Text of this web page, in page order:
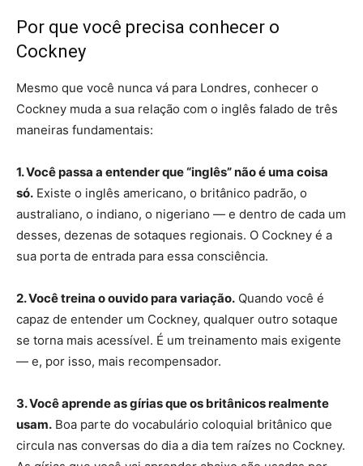
Por que você precisa conhecer o
Cockney
Mesmo que você nunca vá para Londres, conhecer o
Cockney muda a sua relação com o inglês falado de três
maneiras fundamentais:
1. Você passa a entender que “inglês” não é uma coisa
só. Existe o inglês americano, o britânico padrão, o
australiano, o indiano, o nigeriano — e dentro de cada um
desses, dezenas de sotaques regionais. O Cockney é a
sua porta de entrada para essa consciência.
2. Você treina o ouvido para variação. Quando você é
capaz de entender um Cockney, qualquer outro sotaque
se torna mais acessível. É um treinamento mais exigente
— e, por isso, mais recompensador.
3. Você aprende as gírias que os britânicos realmente
usam. Boa parte do vocabulário coloquial britânico que
circula nas conversas do dia a dia tem raízes no Cockney.